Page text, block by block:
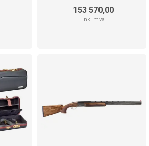
153 570,00
Ink. mva